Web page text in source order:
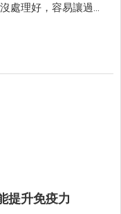
處理好，容易讓過多
提升免疫力